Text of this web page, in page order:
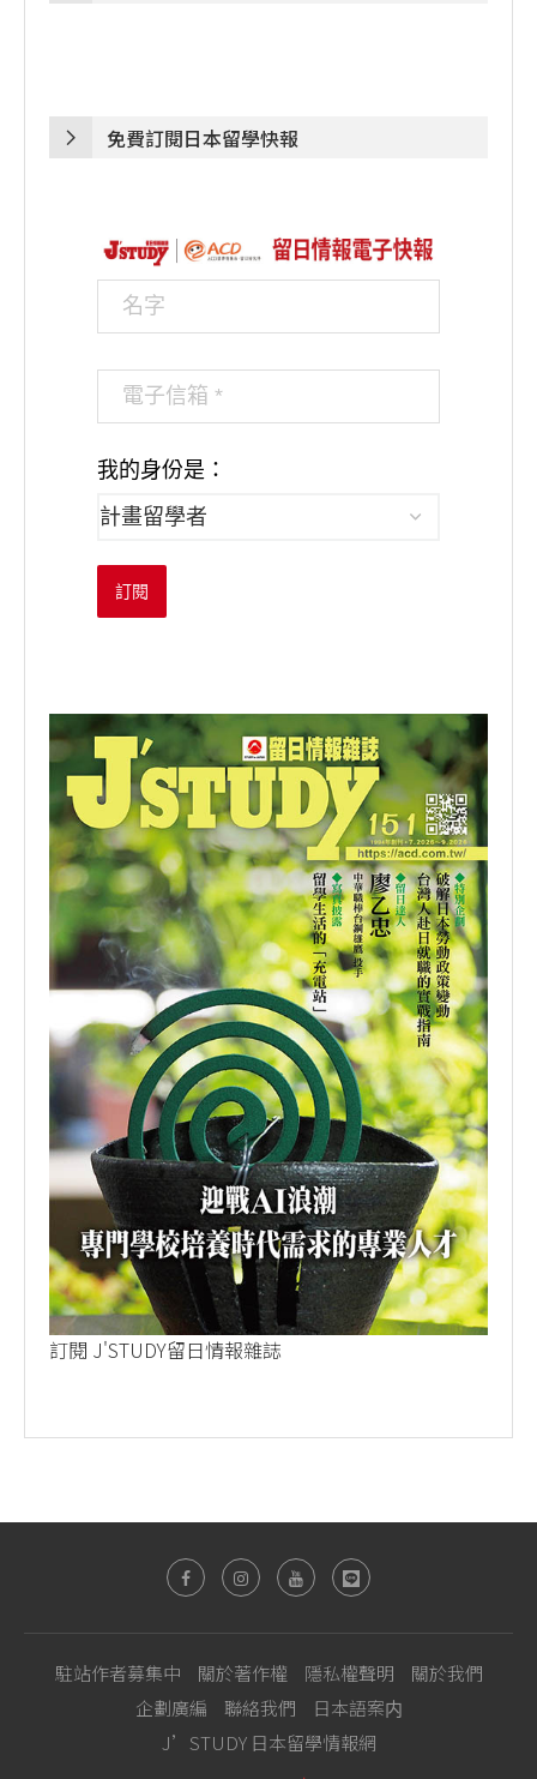
免費訂閱日本留學快報
我的身份是：
訂閱
訂閱 J'STUDY留日情報雜誌
駐站作者募集中 關於著作權 隱私權聲明
關於我們
企劃廣編
聯絡我們
日本語案内
J’STUDY 日本留學情報網